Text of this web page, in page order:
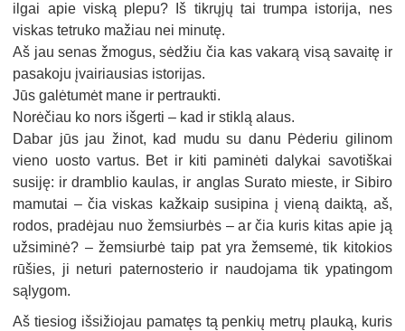
ilgai apie viską plepu? Iš tikrųjų tai trumpa istorija, nes
viskas tetruko mažiau nei minutę.
Aš jau senas žmogus, sėdžiu čia kas vakarą visą savaitę ir
pasakoju įvairiausias istorijas.
Jūs galėtumėt mane ir pertraukti.
Norėčiau ko nors išgerti – kad ir stiklą alaus.
Dabar jūs jau žinot, kad mudu su danu Pėderiu gilinom
vieno uosto vartus. Bet ir kiti paminėti dalykai savotiškai
susiję: ir dramblio kaulas, ir anglas Surato mieste, ir Sibiro
mamutai – čia viskas kažkaip susipina į vieną daiktą, aš,
rodos, pradėjau nuo žemsiurbės – ar čia kuris kitas apie ją
užsiminė? – žemsiurbė taip pat yra žemsemė, tik kitokios
rūšies, ji neturi paternosterio ir naudojama tik ypatingom
sąlygom.
Aš tiesiog išsižiojau pamatęs tą penkių metrų plauką, kuris